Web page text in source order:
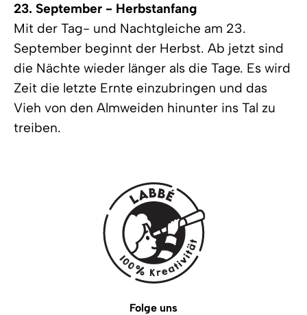
23. September - Herbstanfang
Mit der Tag- und Nachtgleiche am 23.
September beginnt der Herbst. Ab jetzt sind
die Nächte wieder länger als die Tage. Es wird
Zeit die letzte Ernte einzubringen und das
Vieh von den Almweiden hinunter ins Tal zu
treiben.
Folge uns